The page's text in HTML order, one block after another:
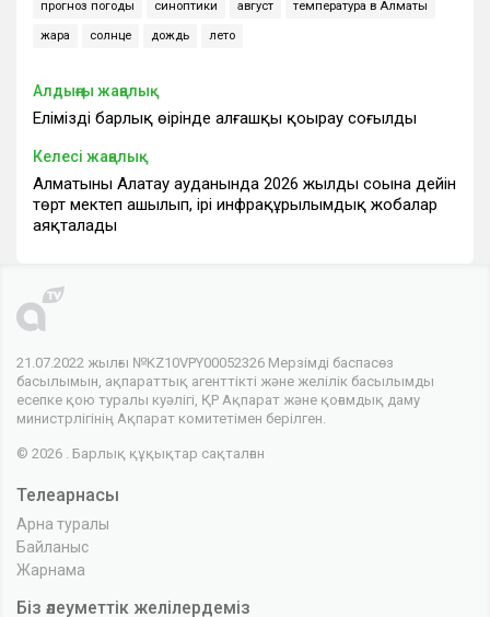
прогноз погоды синоптики август температура в Алматы
жара солнце дождь лето
Алдыңғы жаңалық
Еліміздің барлық өңірінде алғашқы қоңырау соғылды
Келесі жаңалық
Алматының Алатау ауданында 2026 жылдың соңына дейін
төрт мектеп ашылып, ірі инфрақұрылымдық жобалар
аяқталады
21.07.2022 жылғы №KZ10VPY00052326 Мерзімді баспасөз
басылымын, ақпараттық агенттікті және желілік басылымды
есепке қою туралы куәлігі, ҚР Ақпарат және қоғамдық даму
министрлігінің Ақпарат комитетімен берілген.
© 2026 . Барлық құқықтар сақталған
Телеарнасы
Арна туралы
Байланыс
Жарнама
Біз әлеуметтік желілердеміз